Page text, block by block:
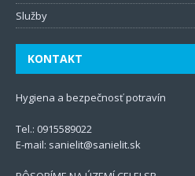
Služby
KONTAKT
Hygiena a bezpečnosť potravín
Tel.: 0915589022
E-mail: sanielit@sanielit.sk